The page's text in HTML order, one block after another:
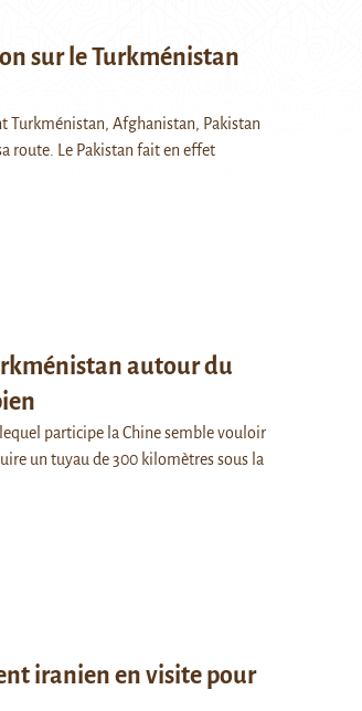
sur le Turkménistan
Turkménistan, Afghanistan, Pakistan
route. Le Pakistan fait en effet
autour du
participe la Chine semble vouloir
un tuyau de 300 kilomètres sous la
iranien en visite pour